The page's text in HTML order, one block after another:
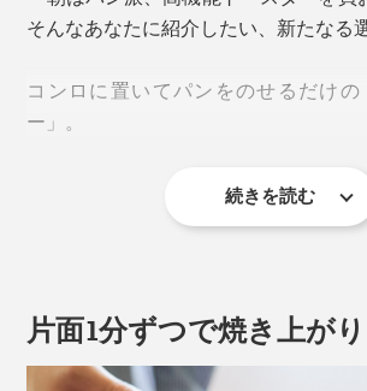
そんなあなたに紹介したい、新たなる選
コンロに置いてパンをのせるだけの
ー」。
フライパン感覚で手軽に焼けるのに、
秘密は、純度99.9％の「炭プレート（
イト）」。
続きを読む
片面1分ずつで焼き上がり